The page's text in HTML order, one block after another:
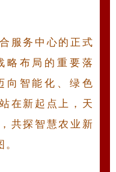
服务中心的正式
略布局的重要落
向智能化、绿色
在新起点上，天
共探智慧农业新